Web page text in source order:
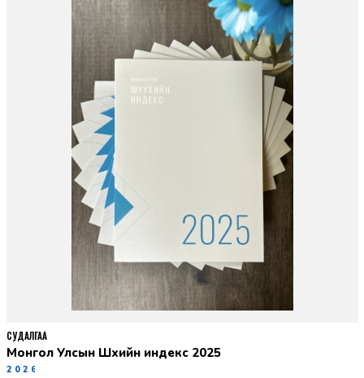
Монгол Улсын Шүүхийн индекс 2025
2026-06-11
СУДАЛГАА